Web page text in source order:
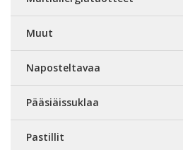
Muut
Naposteltavaa
Pääsiäissuklaa
Pastillit